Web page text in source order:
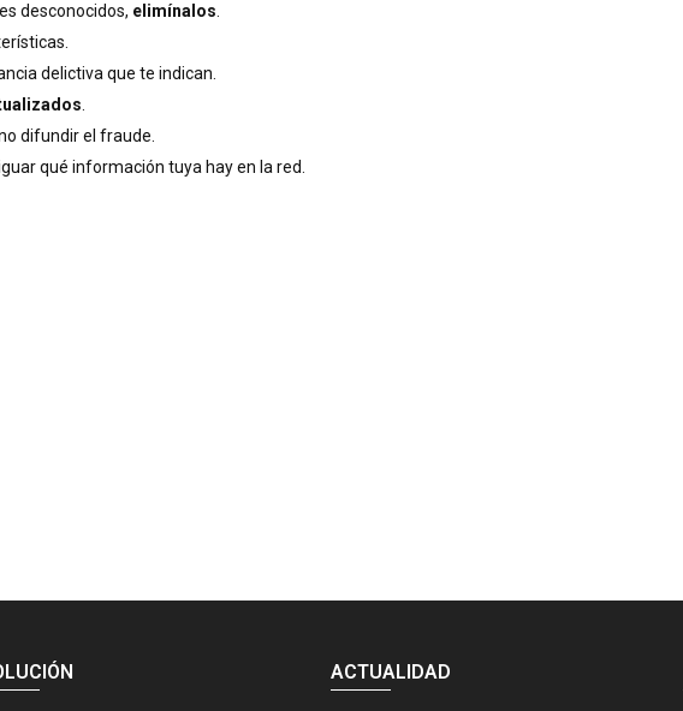
desconocidos, elimínalos
delictiva que te indican.
difundir el fraude.
qué información tuya hay en la red.
ACTUALIDAD